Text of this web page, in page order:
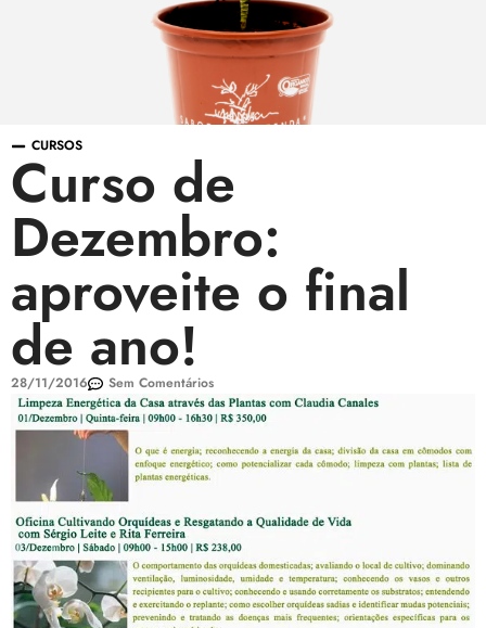
CURSOS
Curso de
Dezembro:
aproveite o final
de ano!
28/11/2016 Sem Comentários